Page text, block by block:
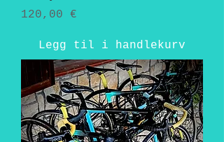
Pris
120,00 €
Legg til i handlekurv